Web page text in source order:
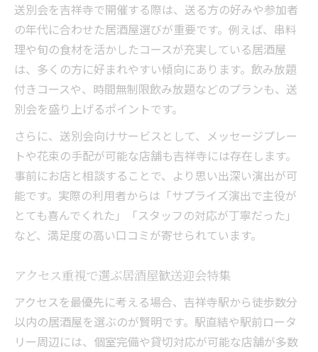
落ち着いた空間で送別会を楽しむ居酒屋活
用
吉祥寺の全席個室居酒屋が人気の背景
個室完備居酒屋で集いを快適にするポイン
ト
歓送迎会におすすめの全席個室の特徴とは
送別会を吉祥寺で開催する際は、送る方の好みや参加者
の年代に合わせた居酒屋選びが重要です。例えば、串料
理や旬の食材を活かしたコースが充実している居酒屋
は、多くの方に好まれやすい傾向にあります。飲み放題
付きコースや、時間無制限飲み放題などのプランも、送
別会を盛り上げるポイントです。
さらに、送別会向けサービスとして、メッセージプレー
トや花束の手配が可能な店舗も吉祥寺には存在します。
事前にお店と相談することで、より思い出深い演出が可
能です。実際の利用者からは「サプライズ演出で主役が
とても喜んでくれた」「スタッフの対応が丁寧だった」
など、満足度の高い口コミが寄せられています。
アクセス重視で選ぶ居酒屋歓送迎会特集
アクセスを最優先に考える場合、吉祥寺駅から徒歩数分
以内の居酒屋を選ぶのが賢明です。駅直結や駅前ロータ
リー周辺には、個室完備や貸切対応が可能な店舗が多数